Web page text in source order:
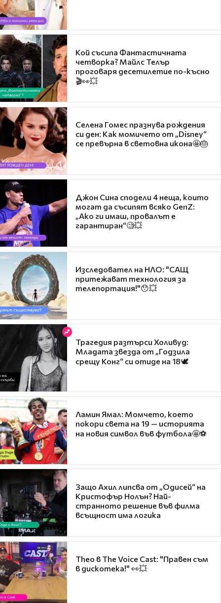
Кой съсипа Фантастичната
четворка? Майлс Телър
проговаря десетилетие по-късно
🎬👀💥
Селена Гомес празнува рождения
си ден: Как момичето от „Disney“
се превърна в световна икона🤩🎂
Джон Сина сподели 4 неща, които
могат да съсипят всяко GenZ:
„Ако ги имаш, провалът е
гарантиран“🧐💥
Изследовател на НЛО: "САЩ
притежават технология за
телепортация!"😯💥
Трагедия разтърси Холивуд:
Младата звезда от „Годзила
срещу Конг“ си отиде на 18🕊️
Ламин Ямал: Момчето, което
покори света на 19 — историята
на новия символ във футбола🤩⚽
Защо Ахил липсва от „Одисей“ на
Кристофър Нолън? Най-
странното решение във филма
всъщност има логика
Theo в The Voice Cast: "Правен съм
в дискотека!" 👀💥